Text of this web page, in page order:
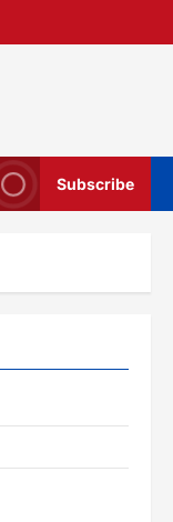
Subscribe